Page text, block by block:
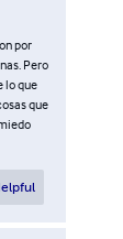
por
Pero
lo que
que